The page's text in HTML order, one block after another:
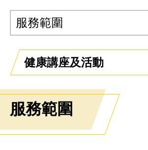
服務範圍
健康講座及活動
服務範圍